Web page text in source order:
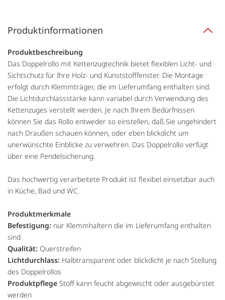
Produktinformationen
Produktbeschreibung
Das Doppelrollo mit Kettenzugtechnik bietet flexiblen Licht- und
Sichtschutz für Ihre Holz- und Kunststofffenster. Die Montage
erfolgt durch Klemmträger, die im Lieferumfang enthalten sind.
Die Lichtdurchlassstärke kann variabel durch Verwendung des
Kettenzuges verstellt werden. Je nach Ihrem Bedürfnissen
können Sie das Rollo entweder so einstellen, daß Sie ungehindert
nach Draußen schauen können, oder eben blickdicht um
unerwünschte Einblicke zu verwehren. Das Doppelrollo verfügt
über eine Pendelsicherung.
Das hochwertig verarbeitete Produkt ist flexibel einsetzbar auch
in Küche, Bad und WC.
Produktmerkmale
Befestigung: nur Klemmhaltern die im Lieferumfang enthalten
sind
Qualität: Querstreifen
Lichtdurchlass: Halbtransparent oder blickdicht je nach Stellung
des Doppelrollos
Produktpflege Stoff kann feucht abgewischt oder ausgebürstet
werden